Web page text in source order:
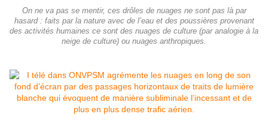
On ne va pas se mentir, ces drôles de nuages ne sont pas là par
hasard : faits par la nature avec de l’eau et des poussières provenant
des activités humaines ce sont des nuages de culture (par analogie à la
neige de culture) ou nuages anthropiques.